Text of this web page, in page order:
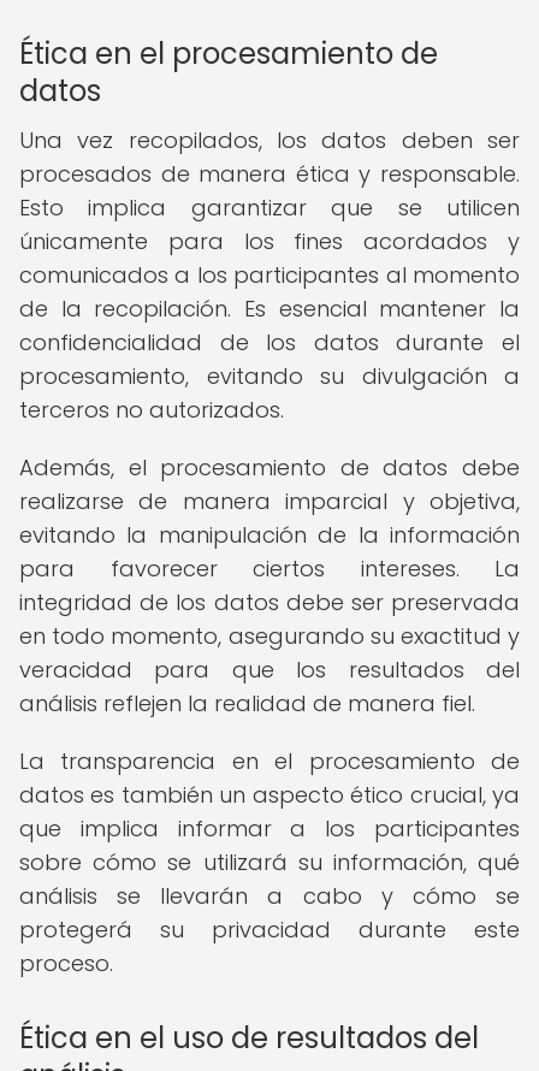
Ética en el procesamiento de
datos
Una vez recopilados, los datos deben ser
procesados de manera ética y responsable.
Esto implica garantizar que se utilicen
únicamente para los fines acordados y
comunicados a los participantes al momento
de la recopilación. Es esencial mantener la
confidencialidad de los datos durante el
procesamiento, evitando su divulgación a
terceros no autorizados.
Además, el procesamiento de datos debe
realizarse de manera imparcial y objetiva,
evitando la manipulación de la información
para favorecer ciertos intereses. La
integridad de los datos debe ser preservada
en todo momento, asegurando su exactitud y
veracidad para que los resultados del
análisis reflejen la realidad de manera fiel.
La transparencia en el procesamiento de
datos es también un aspecto ético crucial, ya
que implica informar a los participantes
sobre cómo se utilizará su información, qué
análisis se llevarán a cabo y cómo se
protegerá su privacidad durante este
proceso.
Ética en el uso de resultados del